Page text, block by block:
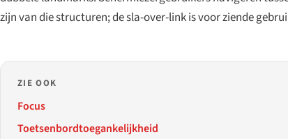
zijn van die structuren; de sla-over-link is voor ziende
ZIE OOK
Focus
Toetsenbordtoegankelijkheid